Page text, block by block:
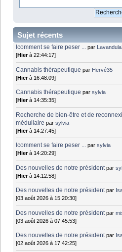
Sujet récents
lcomment se faire peser ... par
[Hierà 22:44:17]
Cannabis thérapeutique par Hervé35
[Hierà 16:48:09]
Cannabis thérapeutique parsylvia
[Hierà 14:35:35]
Recherche de bien-être et de
médullaire parsylvia
[Hierà 14:27:45]
lcomment se faire peser ... parsylvia
[Hierà 14:20:29]
Des nouvelles de notre président par
[Hierà 14:12:58]
Des nouvelles de notre président par
[03 août 2026 à 15:20:30]
Des nouvelles de notre président par
[03 août 2026 à 07:45:53]
Des nouvelles de notre président par
[02 août 2026 à 17:42:25]